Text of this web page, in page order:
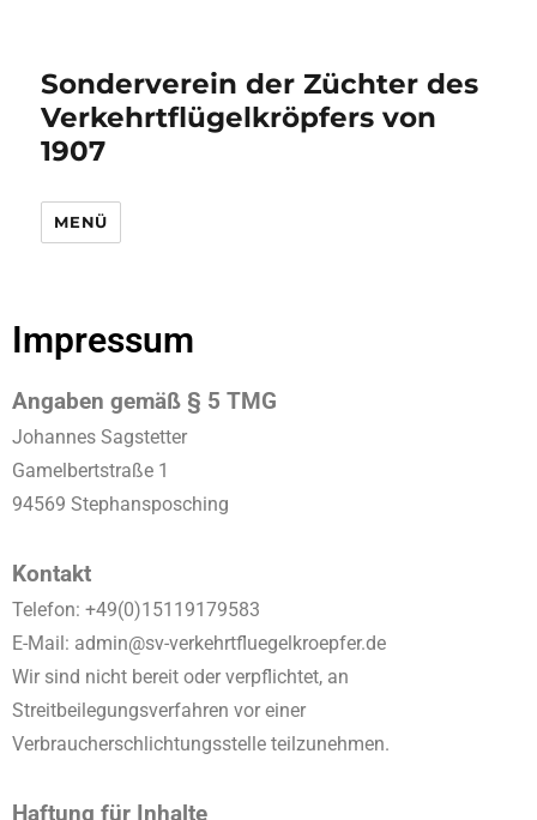
Sonderverein der Züchter des
Verkehrtflügelkröpfers von
1907
MENÜ
Impressum
Angaben gemäß § 5 TMG
Johannes Sagstetter
Gamelbertstraße 1
94569 Stephansposching
Kontakt
Telefon: +49(0)15119179583
E-Mail: admin@sv-verkehrtfluegelkroepfer.de
Wir sind nicht bereit oder verpflichtet, an
Streitbeilegungsverfahren vor einer
Verbraucherschlichtungsstelle teilzunehmen.
Haftung für Inhalte